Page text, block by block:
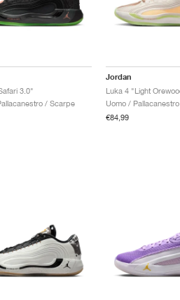
3.0"
/ Scarpe
Jordan
Uomo /
€84,99